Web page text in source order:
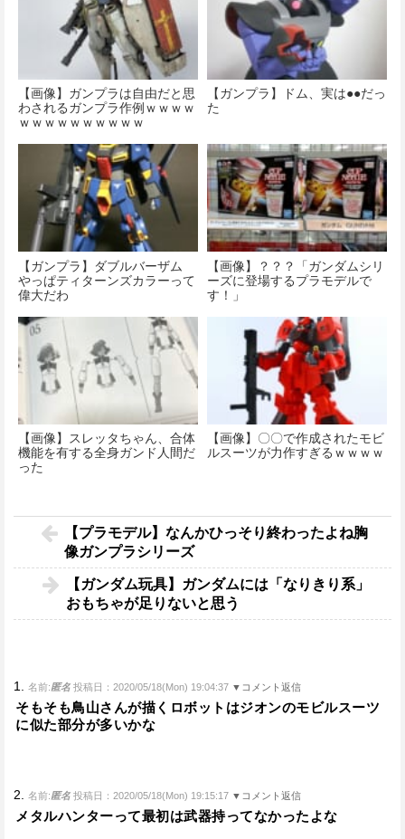
【画像】ガンプラは自由だと思
わされるガンプラ作例ｗｗｗｗ
ｗｗｗｗｗｗｗｗｗｗ
【ガンプラ】ドム、実は●●だっ
た
【ガンプラ】ダブルバーザム
やっぱティターンズカラーって
偉大だわ
【画像】？？？「ガンダムシリ
ーズに登場するプラモデルで
す！」
【画像】スレッタちゃん、合体
機能を有する全身ガンド人間だ
った
【画像】〇〇で作成されたモビ
ルスーツが力作すぎるｗｗｗｗ
【プラモデル】なんかひっそり終わったよね胸
像ガンプラシリーズ
【ガンダム玩具】ガンダムには「なりきり系」
おもちゃが足りないと思う
1. 名前:匿名 投稿日：2020/05/18(Mon) 19:04:37 ▼コメント返信
そもそも鳥山さんが描くロボットはジオンのモビルスーツ
に似た部分が多いかな
2. 名前:匿名 投稿日：2020/05/18(Mon) 19:15:17 ▼コメント返信
メタルハンターって最初は武器持ってなかったよな